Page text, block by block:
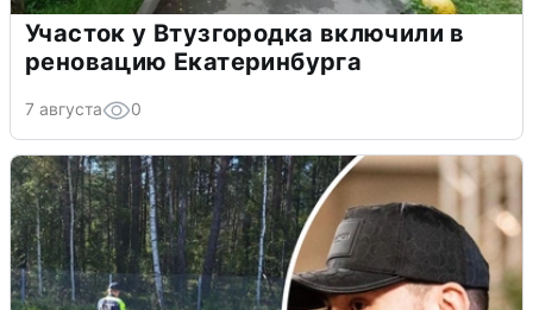
Участок у Втузгородка включили в
реновацию Екатеринбурга
7 августа 0